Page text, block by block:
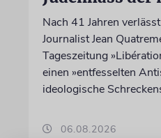
Nach 41 Jahren
Journalist Jean
Tageszeitung
einen »entfesselten
ideologische
06.08.2026